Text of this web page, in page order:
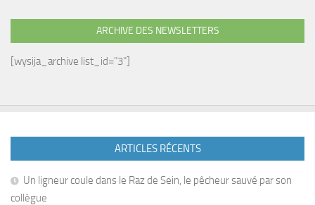
ARCHIVE DES NEWSLETTERS
[wysija_archive list_id="3"]
ARTICLES RÉCENTS
Un ligneur coule dans le Raz de Sein, le pêcheur sauvé par son
collègue